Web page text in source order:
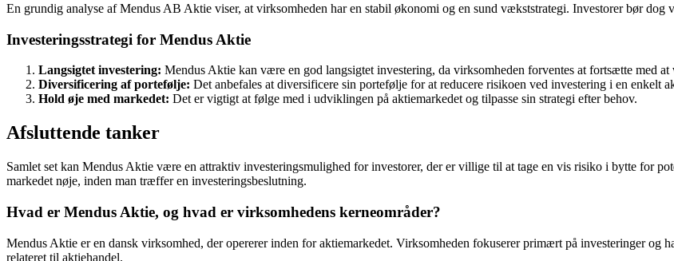
En grundig analyse af Mendus AB Aktie viser, at virksomheden har en stabil økonomi og en sund vækststrategi. Investorer bør
Investeringsstrategi for Mendus Aktie
Langsigtet investering: Mendus Aktie kan være en god langsigtet investering, da virksomheden forventes at fortsætte med at
Diversificering af portefølje: Det anbefales at diversificere sin portefølje for at reducere risikoen ved investering i en enkelt
Hold øje med markedet: Det er vigtigt at følge med i udviklingen på aktiemarkedet og tilpasse sin strategi efter behov.
Afsluttende tanker
Samlet set kan Mendus Aktie være en attraktiv investeringsmulighed for investorer, der er villige til at tage en vis risiko i bytte for
markedet nøje, inden man træffer en investeringsbeslutning.
Hvad er Mendus Aktie, og hvad er virksomhedens kerneområder?
Mendus Aktie er en dansk virksomhed, der opererer inden for aktiemarkedet. Virksomheden fokuserer primært på investeringer og
relateret til aktiehandel.